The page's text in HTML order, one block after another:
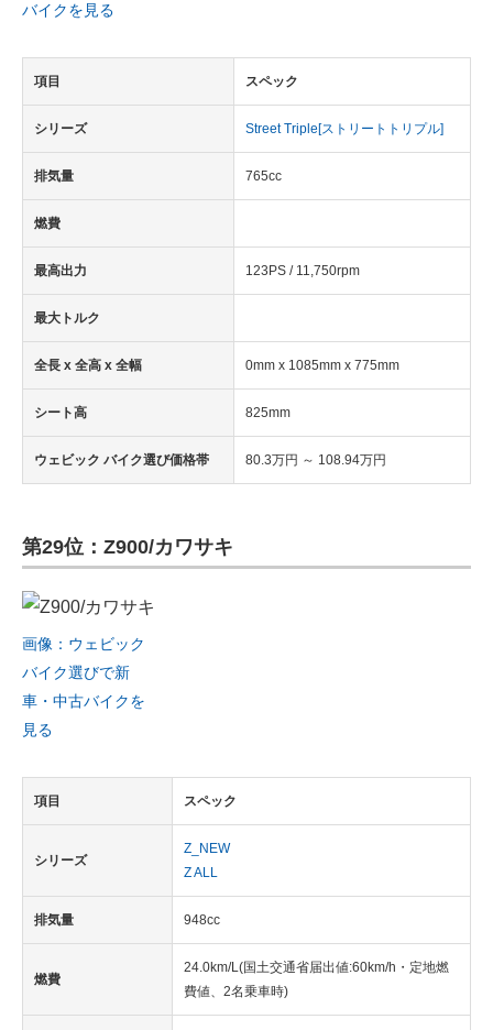
バイクを見る
項目 スペック
シリーズ Street Triple[ストリートトリプル]
排気量 765cc
燃費
最高出力 123PS / 11,750rpm
最大トルク
全長 x 全高 x 全幅 0mm x 1085mm x 775mm
シート高 825mm
ウェビック バイク選び価格帯 80.3万円 ～ 108.94万円
第29位：Z900/カワサキ
画像：ウェビック
バイク選びで新
車・中古バイクを
見る
項目 スペック
シリーズ
Z_NEW
Z ALL
排気量 948cc
燃費
24.0km/L(国土交通省届出値:60km/h・定地燃
費値、2名乗車時)